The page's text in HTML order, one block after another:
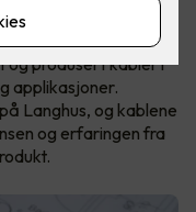
og produsert kabler i
applikasjoner.
Langhus, og kablene
og erfaringen fra